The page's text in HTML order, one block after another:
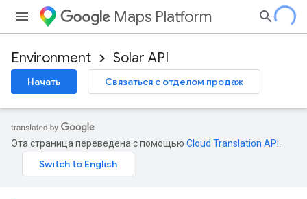
Maps Platform
Environment Solar API
Начать Связаться с отделом продаж
Эта страница переведена с помощью Cloud Translation API